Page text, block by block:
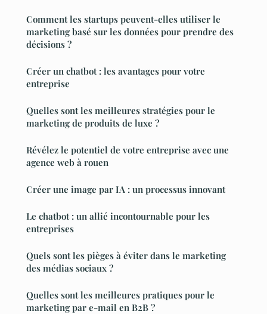
Comment les startups peuvent-elles utiliser le
marketing basé sur les données pour prendre des
décisions ?
Créer un chatbot : les avantages pour votre
entreprise
Quelles sont les meilleures stratégies pour le
marketing de produits de luxe ?
Révélez le potentiel de votre entreprise avec une
agence web à rouen
Créer une image par IA : un processus innovant
Le chatbot : un allié incontournable pour les
entreprises
Quels sont les pièges à éviter dans le marketing
des médias sociaux ?
Quelles sont les meilleures pratiques pour le
marketing par e-mail en B2B ?